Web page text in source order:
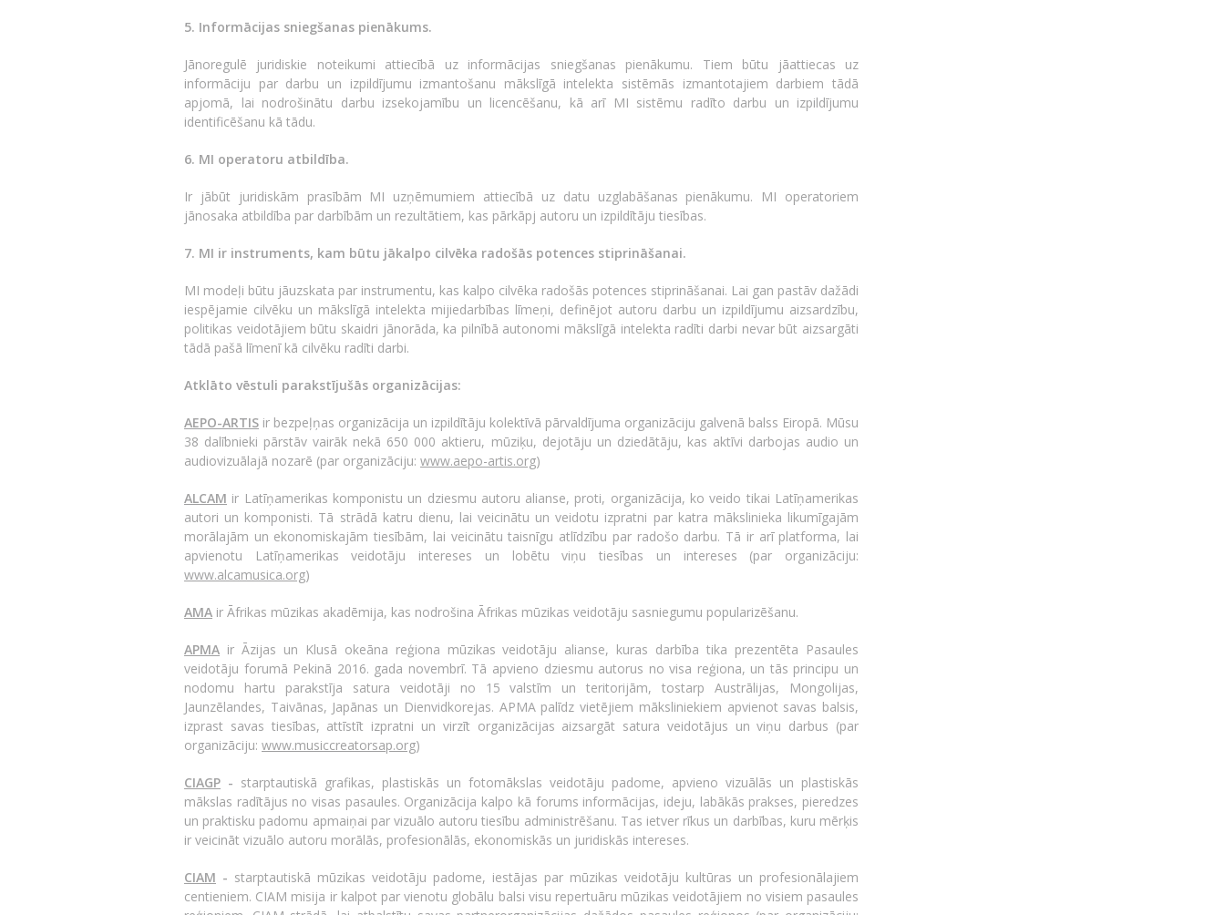
5. Informācijas sniegšanas pienākums.
Jānoregulē juridiskie noteikumi attiecībā uz informācijas sniegšanas pienākumu. Tiem būtu jāattiecas uz
informāciju par darbu un izpildījumu izmantošanu mākslīgā intelekta sistēmās izmantotajiem darbiem tādā
apjomā, lai nodrošinātu darbu izsekojamību un licencēšanu, kā arī MI sistēmu radīto darbu un izpildījumu
identificēšanu kā tādu.
6. MI operatoru atbildība.
Ir jābūt juridiskām prasībām MI uzņēmumiem attiecībā uz datu uzglabāšanas pienākumu. MI operatoriem
jānosaka atbildība par darbībām un rezultātiem, kas pārkāpj autoru un izpildītāju tiesības.
7. MI ir instruments, kam būtu jākalpo cilvēka radošās potences stiprināšanai.
MI modeļi būtu jāuzskata par instrumentu, kas kalpo cilvēka radošās potences stiprināšanai. Lai gan pastāv dažādi
iespējamie cilvēku un mākslīgā intelekta mijiedarbības līmeņi, definējot autoru darbu un izpildījumu aizsardzību,
politikas veidotājiem būtu skaidri jānorāda, ka pilnībā autonomi mākslīgā intelekta radīti darbi nevar būt aizsargāti
tādā pašā līmenī kā cilvēku radīti darbi.
Atklāto vēstuli parakstījušās organizācijas:
AEPO-ARTIS ir bezpeļņas organizācija un izpildītāju kolektīvā pārvaldījuma organizāciju galvenā balss Eiropā. Mūsu
38 dalībnieki pārstāv vairāk nekā 650 000 aktieru, mūziķu, dejotāju un dziedātāju, kas aktīvi darbojas audio un
audiovizuālajā nozarē (par organizāciju: www.aepo-artis.org)
ALCAM ir Latīņamerikas komponistu un dziesmu autoru alianse, proti, organizācija, ko veido tikai Latīņamerikas
autori un komponisti. Tā strādā katru dienu, lai veicinātu un veidotu izpratni par katra mākslinieka likumīgajām
morālajām un ekonomiskajām tiesībām, lai veicinātu taisnīgu atlīdzību par radošo darbu. Tā ir arī platforma, lai
apvienotu Latīņamerikas veidotāju intereses un lobētu viņu tiesības un intereses (par organizāciju:
www.alcamusica.org)
AMA ir Āfrikas mūzikas akadēmija, kas nodrošina Āfrikas mūzikas veidotāju sasniegumu popularizēšanu.
APMA ir Āzijas un Klusā okeāna reģiona mūzikas veidotāju alianse, kuras darbība tika prezentēta Pasaules
veidotāju forumā Pekinā 2016. gada novembrī. Tā apvieno dziesmu autorus no visa reģiona, un tās principu un
nodomu hartu parakstīja satura veidotāji no 15 valstīm un teritorijām, tostarp Austrālijas, Mongolijas,
Jaunzēlandes, Taivānas, Japānas un Dienvidkorejas. APMA palīdz vietējiem māksliniekiem apvienot savas balsis,
izprast savas tiesības, attīstīt izpratni un virzīt organizācijas aizsargāt satura veidotājus un viņu darbus (par
organizāciju: www.musiccreatorsap.org)
CIAGP - starptautiskā grafikas, plastiskās un fotomākslas veidotāju padome, apvieno vizuālās un plastiskās
mākslas radītājus no visas pasaules. Organizācija kalpo kā forums informācijas, ideju, labākās prakses, pieredzes
un praktisku padomu apmaiņai par vizuālo autoru tiesību administrēšanu. Tas ietver rīkus un darbības, kuru mērķis
ir veicināt vizuālo autoru morālās, profesionālās, ekonomiskās un juridiskās intereses.
CIAM - starptautiskā mūzikas veidotāju padome, iestājas par mūzikas veidotāju kultūras un profesionālajiem
centieniem. CIAM misija ir kalpot par vienotu globālu balsi visu repertuāru mūzikas veidotājiem no visiem pasaules